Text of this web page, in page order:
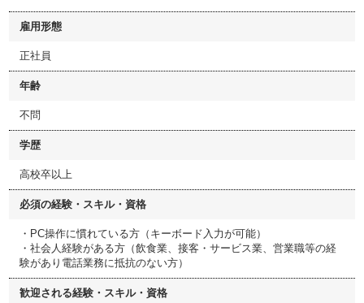
雇用形態
正社員
年齢
不問
学歴
高校卒以上
必須の経験・スキル・資格
・PC操作に慣れている方（キーボード入力が可能）
・社会人経験がある方（飲食業、接客・サービス業、営業職等の経
験があり電話業務に抵抗のない方）
歓迎される経験・スキル・資格